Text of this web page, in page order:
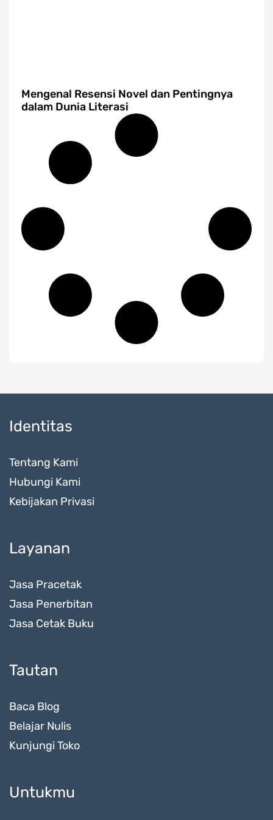
Mengenal Resensi Novel dan Pentingnya
dalam Dunia Literasi
Identitas
Tentang Kami
Hubungi Kami
Kebijakan Privasi
Layanan
Jasa Pracetak
Jasa Penerbitan
Jasa Cetak Buku
Tautan
Baca Blog
Belajar Nulis
Kunjungi Toko
Untukmu